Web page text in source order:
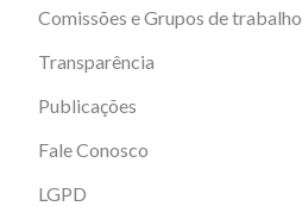
Comissões e Grupos de trabalho
Transparência
Publicações
Fale Conosco
LGPD